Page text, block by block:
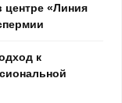
«Линия
к